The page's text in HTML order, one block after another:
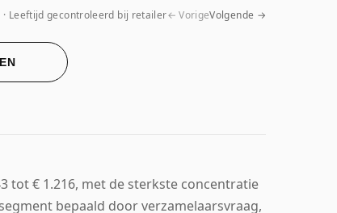
· Leeftijd gecontroleerd bij retailer← VorigeVolgende →
tot € 1.216, met de sterkste concentratie
bepaald door verzamelaarsvraag,